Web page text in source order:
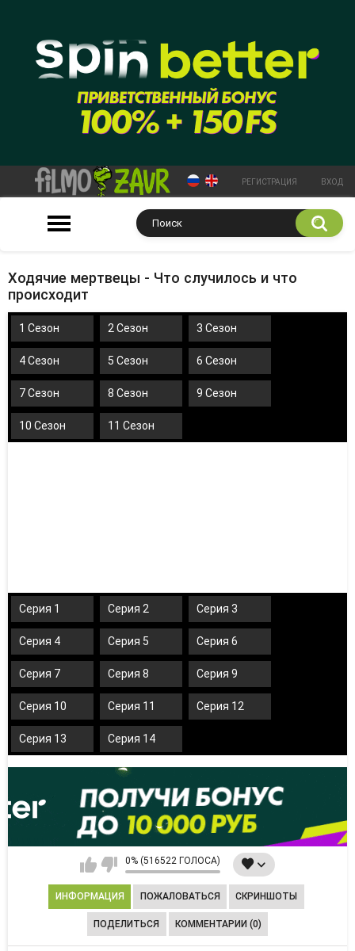
РЕГИСТРАЦИЯ ВХОД
Ходячие мертвецы - Что случилось и что
происходит
1 Сезон 2 Сезон 3 Сезон
4 Сезон 5 Сезон 6 Сезон
7 Сезон 8 Сезон 9 Сезон
10 Сезон 11 Сезон
Серия 1 Серия 2 Серия 3
Серия 4 Серия 5 Серия 6
Серия 7 Серия 8 Серия 9
Серия 10 Серия 11 Серия 12
Серия 13 Серия 14
0% (516522 ГОЛОСА)
ИНФОРМАЦИЯ ПОЖАЛОВАТЬСЯ СКРИНШОТЫ
ПОДЕЛИТЬСЯ КОММЕНТАРИИ (0)